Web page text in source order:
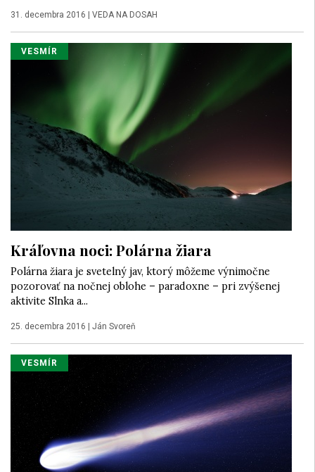
31. decembra 2016 | VEDA NA DOSAH
VESMÍR
Kráľovna noci: Polárna žiara
Polárna žiara je svetelný jav, ktorý môžeme výnimočne
pozorovať na nočnej oblohe – paradoxne – pri zvýšenej
aktivite Slnka a...
25. decembra 2016 | Ján Svoreň
VESMÍR